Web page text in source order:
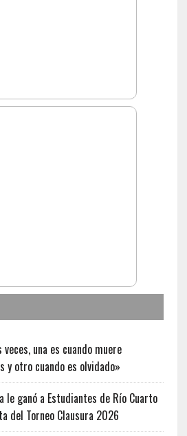
una es cuando muere
y otro cuando es olvidado»
le ganó a Estudiantes de Río Cuarto
del Torneo Clausura 2026